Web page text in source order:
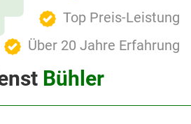
Top Preis-Leistung
Über 20 Jahre Erfahrung
Bühler